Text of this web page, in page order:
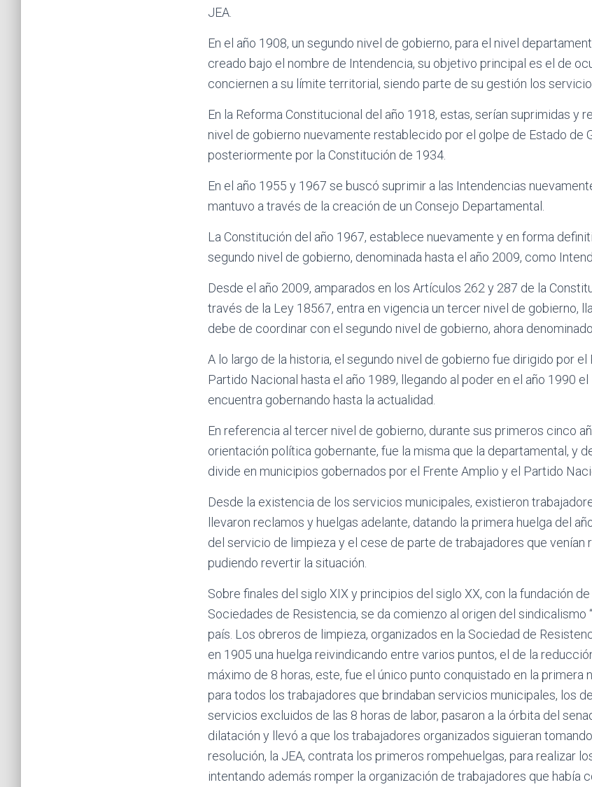
JEA.
En el año 1908, un segundo nivel de gobierno, para el nivel
creado bajo el nombre de Intendencia, su objetivo principal es el de
conciernen a su límite territorial, siendo parte de su gestión los
En la Reforma Constitucional del año 1918, estas, serían suprimidas y
nivel de gobierno nuevamente restablecido por el golpe de Estado de
posteriormente por la Constitución de 1934.
En el año 1955 y 1967 se buscó suprimir a las Intendencias
mantuvo a través de la creación de un Consejo Departamental.
La Constitución del año 1967, establece nuevamente y en forma
segundo nivel de gobierno, denominada hasta el año 2009, como
Desde el año 2009, amparados en los Artículos 262 y 287 de la
través de la Ley 18567, entra en vigencia un tercer nivel de gobierno,
debe de coordinar con el segundo nivel de gobierno, ahora
A lo largo de la historia, el segundo nivel de gobierno fue dirigido por el
Partido Nacional hasta el año 1989, llegando al poder en el año 1990
encuentra gobernando hasta la actualidad.
En referencia al tercer nivel de gobierno, durante sus primeros cinco
orientación política gobernante, fue la misma que la departamental, y
divide en municipios gobernados por el Frente Amplio y el Partido
Desde la existencia de los servicios municipales, existieron
llevaron reclamos y huelgas adelante, datando la primera huelga del
del servicio de limpieza y el cese de parte de trabajadores que venían
pudiendo revertir la situación.
Sobre finales del siglo XIX y principios del siglo XX, con la fundación
Sociedades de Resistencia, se da comienzo al origen del sindicalismo
país. Los obreros de limpieza, organizados en la Sociedad de
en 1905 una huelga reivindicando entre varios puntos, el de la
máximo de 8 horas, este, fue el único punto conquistado en la primera
para todos los trabajadores que brindaban servicios municipales, los
servicios excluidos de las 8 horas de labor, pasaron a la órbita del
dilatación y llevó a que los trabajadores organizados siguieran
resolución, la JEA, contrata los primeros rompehuelgas, para realizar
intentando además romper la organización de trabajadores que había